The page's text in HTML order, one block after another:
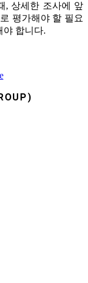
, 상세한 조사에 앞
평가해야 할 필요
야 합니다.